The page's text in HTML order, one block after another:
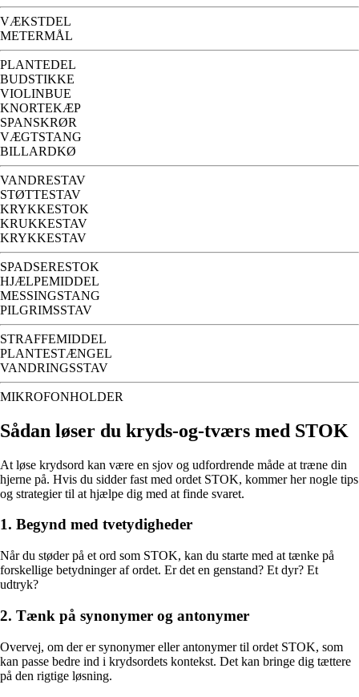
VÆKSTDEL
METERMÅL
PLANTEDEL
BUDSTIKKE
VIOLINBUE
KNORTEKÆP
SPANSKRØR
VÆGTSTANG
BILLARDKØ
VANDRESTAV
STØTTESTAV
KRYKKESTOK
KRUKKESTAV
KRYKKESTAV
SPADSERESTOK
HJÆLPEMIDDEL
MESSINGSTANG
PILGRIMSSTAV
STRAFFEMIDDEL
PLANTESTÆNGEL
VANDRINGSSTAV
MIKROFONHOLDER
Sådan løser du kryds-og-tværs med STOK
At løse krydsord kan være en sjov og udfordrende måde at træne din
hjerne på. Hvis du sidder fast med ordet STOK, kommer her nogle tips
og strategier til at hjælpe dig med at finde svaret.
1. Begynd med tvetydigheder
Når du støder på et ord som STOK, kan du starte med at tænke på
forskellige betydninger af ordet. Er det en genstand? Et dyr? Et
udtryk?
2. Tænk på synonymer og antonymer
Overvej, om der er synonymer eller antonymer til ordet STOK, som
kan passe bedre ind i krydsordets kontekst. Det kan bringe dig tættere
på den rigtige løsning.